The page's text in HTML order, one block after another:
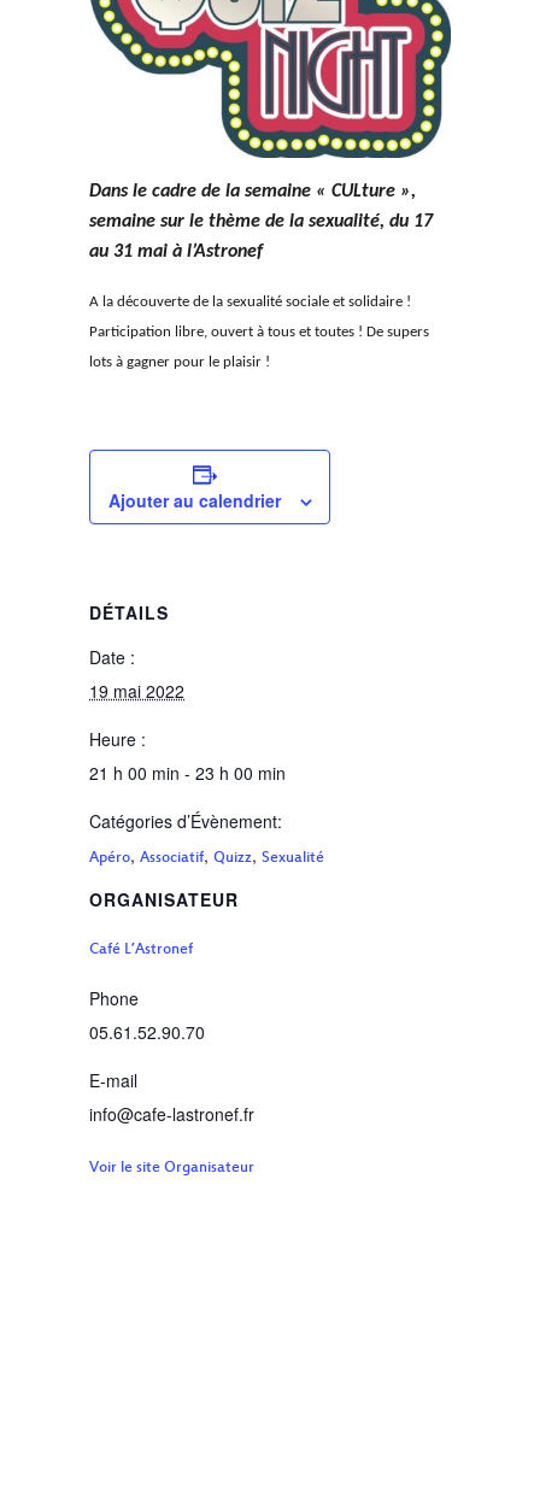
Dans le cadre de la semaine « CULture »,
semaine sur le thème de la sexualité, du 17
au 31 mai à l’Astronef
A la découverte de la sexualité sociale et solidaire !
Participation libre, ouvert à tous et toutes ! De supers
lots à gagner pour le plaisir !
Ajouter au calendrier
DÉTAILS
Date :
19 mai 2022
Heure :
21 h 00 min - 23 h 00 min
Catégories d’Évènement:
Apéro, Associatif, Quizz, Sexualité
ORGANISATEUR
Café L’Astronef
Phone
05.61.52.90.70
E-mail
info@cafe-lastronef.fr
Voir le site Organisateur